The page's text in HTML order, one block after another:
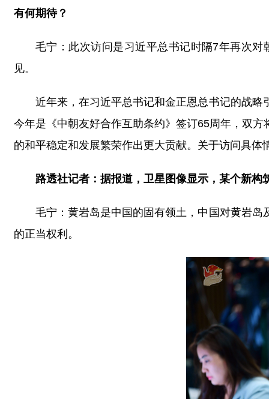
有何期待？
毛宁：此次访问是习近平总书记时隔7年再次
见。
近年来，在习近平总书记和金正恩总书记的战
今年是《中朝友好合作互助条约》签订65周年，双
的和平稳定和发展繁荣作出更大贡献。关于访问具
路透社记者：据报道，卫星图像显示，某个新
毛宁：黄岩岛是中国的固有领土，中国对黄岩
的正当权利。